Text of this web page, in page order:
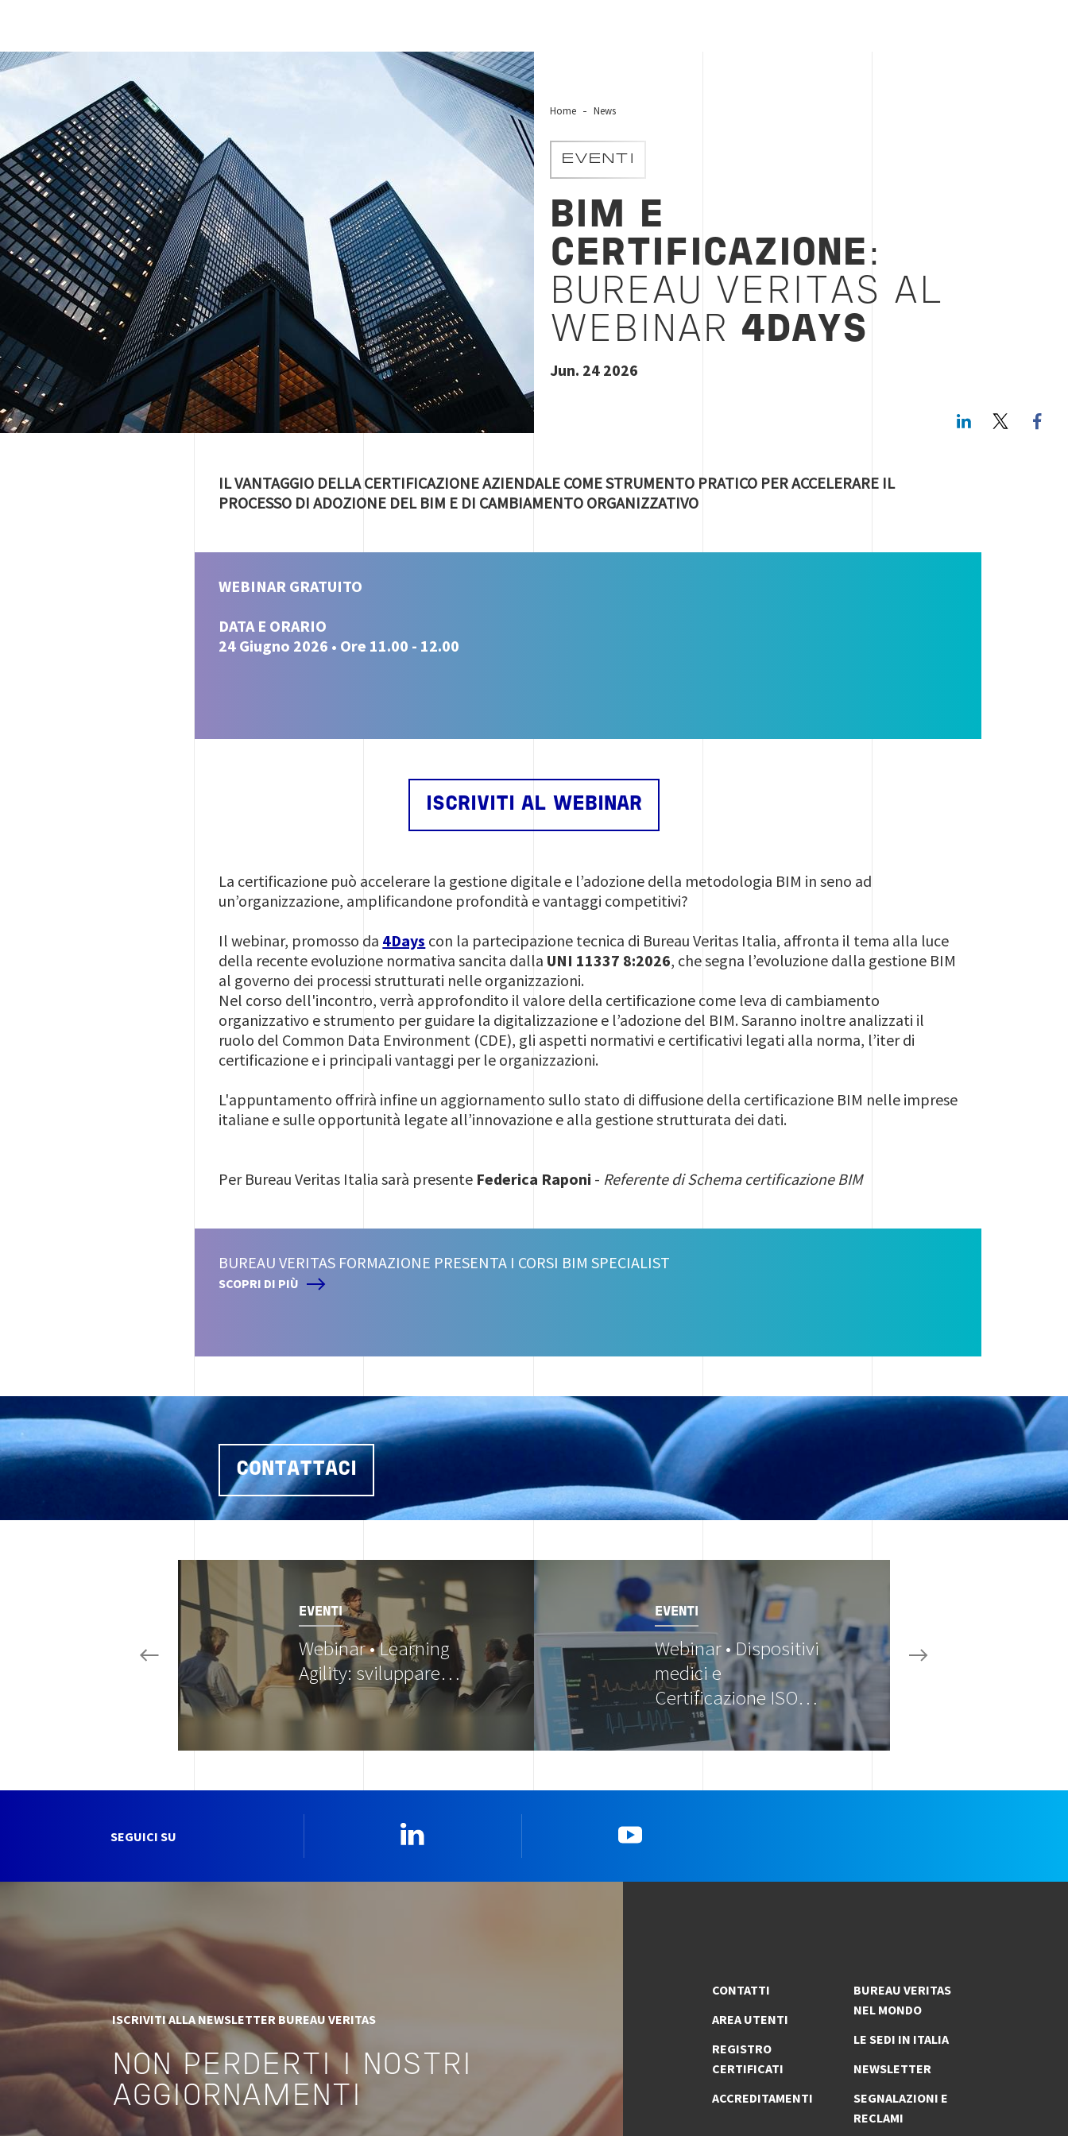
building-information-modeling-BIM
Home News
EVENTI
BIM E
CERTIFICAZIONE :
BUREAU VERITAS AL
WEBINAR 4DAYS
Jun. 24 2026
LinkedIn
IL VANTAGGIO DELLA CERTIFICAZIONE AZIENDALE COME STRUMENTO PRATICO PER ACCELERARE IL
PROCESSO DI ADOZIONE DEL BIM E DI CAMBIAMENTO ORGANIZZATIVO
WEBINAR GRATUITO
DATA E ORARIO
24 Giugno 2026 • Ore 11.00 - 12.00
ISCRIVITI AL WEBINAR
La certificazione può accelerare la gestione digitale e l’adozione della metodologia BIM in seno ad
un’organizzazione, amplificandone profondità e vantaggi competitivi?
Il webinar, promosso da 4Days con la partecipazione tecnica di Bureau Veritas Italia, affronta il tema alla luce
della recente evoluzione normativa sancita dalla UNI 11337 8:2026, che segna l’evoluzione dalla gestione BIM
al governo dei processi strutturati nelle organizzazioni.
Nel corso dell'incontro, verrà approfondito il valore della certificazione come leva di cambiamento
organizzativo e strumento per guidare la digitalizzazione e l’adozione del BIM. Saranno inoltre analizzati il
ruolo del Common Data Environment (CDE), gli aspetti normativi e certificativi legati alla norma, l’iter di
certificazione e i principali vantaggi per le organizzazioni.
L'appuntamento offrirà infine un aggiornamento sullo stato di diffusione della certificazione BIM nelle imprese
italiane e sulle opportunità legate all’innovazione e alla gestione strutturata dei dati.
Per Bureau Veritas Italia sarà presente Federica Raponi - Referente di Schema certificazione BIM
BUREAU VERITAS FORMAZIONE PRESENTA I CORSI BIM SPECIALIST
SCOPRI DI PIÙ
CONTATTACI
Image
EVENTI
Webinar • Learning
Agility: sviluppare…
Image
EVENTI
Webinar • Dispositivi
medici e
Certificazione ISO…
SEGUICI SU
ISCRIVITI ALLA NEWSLETTER BUREAU VERITAS
NON PERDERTI I NOSTRI
AGGIORNAMENTI
CONTATTI
AREA UTENTI
REGISTRO
CERTIFICATI
ACCREDITAMENTI
BUREAU VERITAS
NEL MONDO
LE SEDI IN ITALIA
NEWSLETTER
SEGNALAZIONI E
RECLAMI